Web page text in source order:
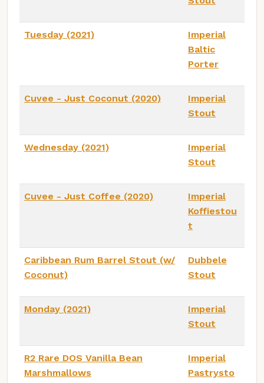
Tuesday (2021)
Imperial
Baltic
Porter
Cuvee - Just Coconut (2020)
Imperial
Stout
Wednesday (2021)
Imperial
Stout
Cuvee - Just Coffee (2020)
Imperial
Koffiestou
t
Caribbean Rum Barrel Stout (w/
Coconut)
Dubbele
Stout
Monday (2021)
Imperial
Stout
R2 Rare DOS Vanilla Bean
Marshmallows
Imperial
Pastrysto